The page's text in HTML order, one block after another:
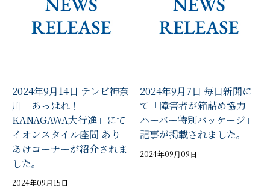
2024年9月14日 テレビ神奈
川「あっぱれ！
KANAGAWA大行進」にて
イオンスタイル座間 あり
あけコーナーが紹介されま
した。
2024年09月15日
2024年9月7日 毎日新聞に
て「障害者が箱詰め協力
ハーバー特別パッケージ」
記事が掲載されました。
2024年09月09日